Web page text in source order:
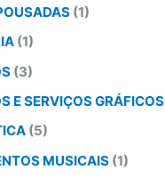
(1)
(1)
(3)
E SERVIÇOS GRÁFICOS
(5)
MUSICAIS (1)